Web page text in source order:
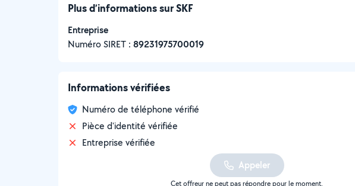
Plus d’informations sur SKF
Entreprise
Numéro SIRET : ‍89231975700019
Informations vérifiées
Numéro de téléphone vérifié
Pièce d'identité vérifiée
Entreprise vérifiée
Appeler
Cet offreur ne peut pas répondre pour le moment.